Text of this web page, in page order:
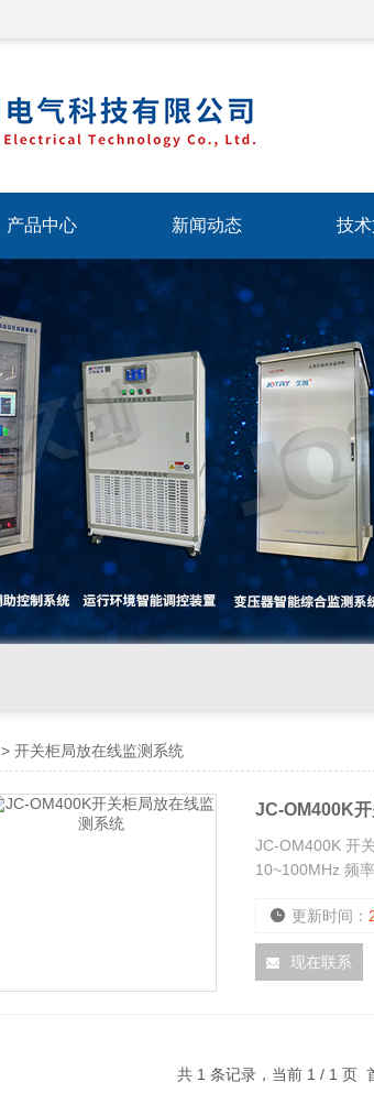
产品中心 新闻动态 技
> 开关柜局放在线监测系统
JC-OM400K
JC-OM400K 开
10~100MHz 频
更新时间：
现在联系
共 1 条记录，当前 1 / 1 页